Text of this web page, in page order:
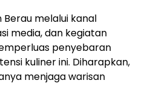
melalui kanal
media, dan kegiatan
penyebaran
kuliner ini. Diharapkan,
menjaga warisan